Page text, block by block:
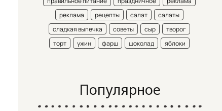
реклама
рецепты салат
салаты
сладкая выпечка
советы сыр
творог
торт
ужин фарш шоколад яблоки
Популярное